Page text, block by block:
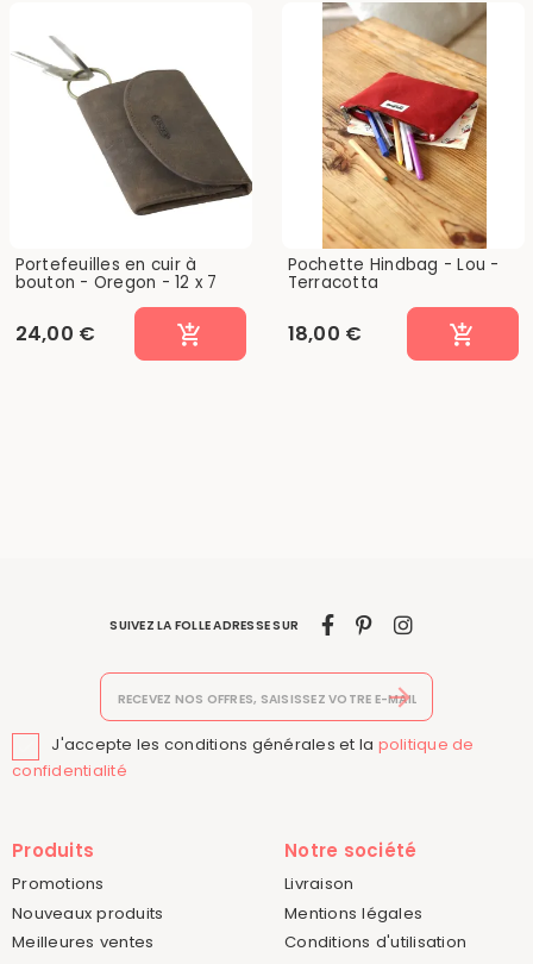
Portefeuilles en cuir à
bouton - Oregon - 12 x 7
24,00 €
Pochette Hindbag - Lou -
Terracotta
18,00 €
J'accepte les conditions générales et la politique de
confidentialité
SUIVEZ LA FOLLE ADRESSE SUR
Produits
Promotions
Nouveaux produits
Meilleures ventes
Notre société
Livraison
Mentions légales
Conditions d'utilisation